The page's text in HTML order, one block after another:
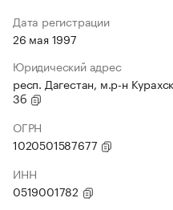
Дата регистрации
26 мая 1997
Юридический адрес
респ. Дагестан, м.р-н
3б
ОГРН
1020501587677
ИНН
0519001782